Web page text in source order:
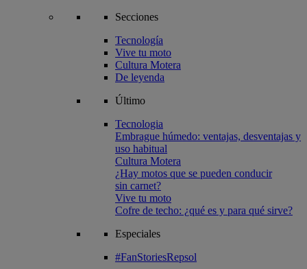
Secciones
Tecnología
Vive tu moto
Cultura Motera
De leyenda
Último
Tecnologia
Embrague húmedo: ventajas, desventajas y
uso habitual
Cultura Motera
¿Hay motos que se pueden conducir
sin carnet?
Vive tu moto
Cofre de techo: ¿qué es y para qué sirve?
Especiales
#FanStoriesRepsol